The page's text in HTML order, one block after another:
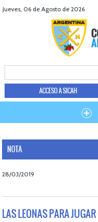
Jueves, 06 de Agosto de 2026
ACCESO A SICAH
NOTA
28/03/2019
LAS LEONAS PARA